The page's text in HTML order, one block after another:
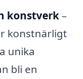
konstverk–
konstnärligt
unika
bli en